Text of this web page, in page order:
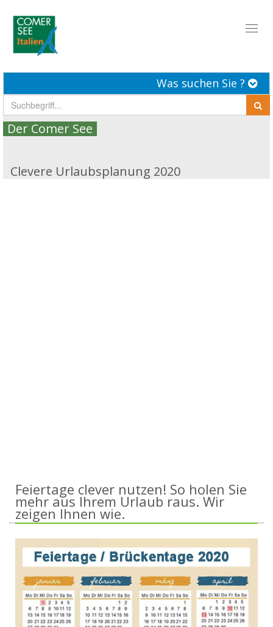
Was suchen Sie ?
Der Comer See
Clevere Urlaubsplanung 2020
Feiertage clever nutzen! So holen Sie
mehr aus Ihrem Urlaub raus. Wir
zeigen Ihnen wie.